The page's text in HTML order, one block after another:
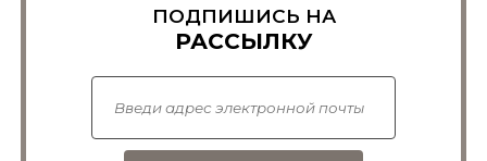
ПОДПИШИСЬ НА
РАССЫЛКУ